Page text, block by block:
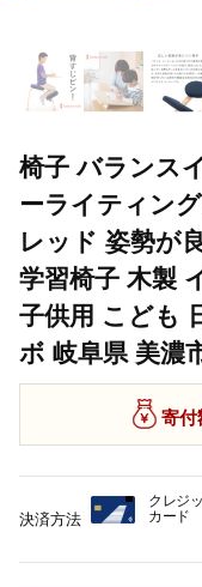
椅子 バランス
ーライティン
レッド 姿勢が
学習椅子 木製
子供用 こども
ボ 岐阜県 美濃
寄付
決済方法
クレジ
カード